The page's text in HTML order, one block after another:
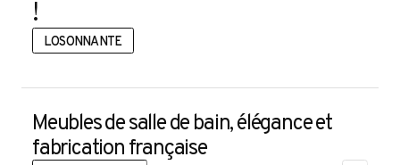
!
LOSONNANTE
Meubles de salle de bain, élégance et
fabrication française